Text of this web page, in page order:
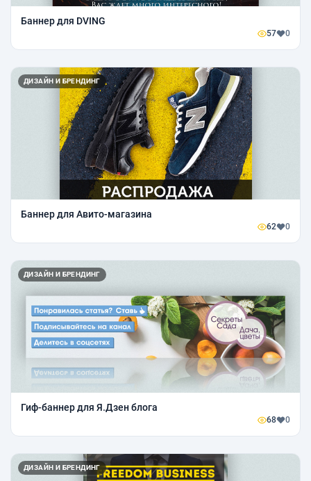
Баннер для DVING
57 0
ДИЗАЙН И БРЕНДИНГ
Баннер для Авито-магазина
62 0
ДИЗАЙН И БРЕНДИНГ
Гиф-баннер для Я.Дзен блога
68 0
ДИЗАЙН И БРЕНДИНГ